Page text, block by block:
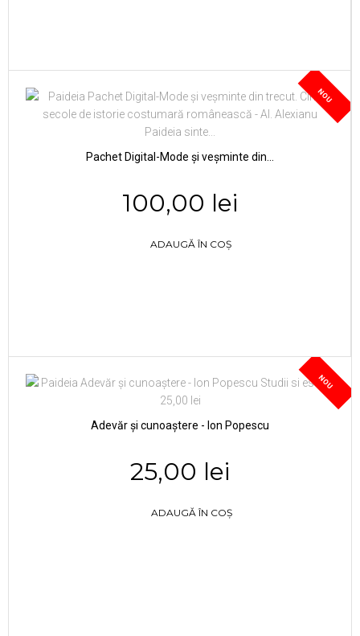
NOU
Pachet Digital-Mode și veșminte din...
100,00 lei
ADAUGĂ ÎN COȘ
NOU
Adevăr și cunoaștere - Ion Popescu
25,00 lei
ADAUGĂ ÎN COȘ